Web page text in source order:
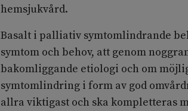
hemsjukvård.
Basalt i palliativ symtomlindrande
symtom och behov, att genom
bakomliggande etiologi och om
symtomlindring i form av god
allra viktigast och ska kompletteras